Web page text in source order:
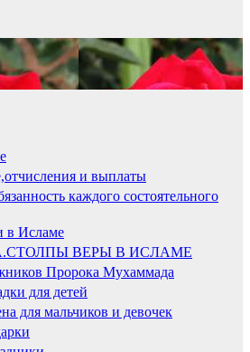
и выплаты
каждого состоятельного
в Исламе
ВЕРЫ В ИСЛАМЕ
Пророка Мухаммада
для детей
для мальчиков и девочек